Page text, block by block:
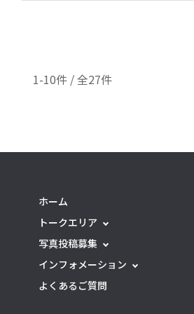
1-10件 / 全27件
ホーム
トークエリア
写真投稿募集
インフォメーション
よくあるご質問